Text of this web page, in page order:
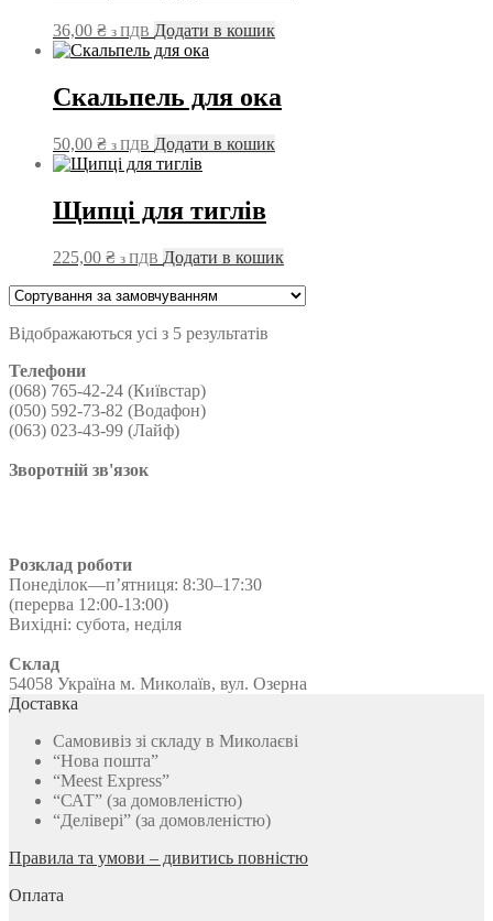
36,00 ₴ з ПДВ Додати в кошик
Скальпель для ока
50,00 ₴ з ПДВ Додати в кошик
Щипці для тиглів
225,00 ₴ з ПДВ Додати в кошик
Відображаються усі з 5 результатів
Телефони
(068) 765-42-24 (Київстар)
(050) 592-73-82 (Водафон)
(063) 023-43-99 (Лайф)
Зворотній зв'язок
Розклад роботи
Понеділок—п’ятниця: 8:30–17:30
(перерва 12:00-13:00)
Вихідні: субота, неділя
Склад
54058 Україна м. Миколаїв, вул. Озерна
Доставка
Самовивіз зі складу в Миколаєві
“Нова пошта”
“Meest Express”
“САТ” (за домовленістю)
“Делівері” (за домовленістю)
Правила та умови – дивитись повністю
Оплата